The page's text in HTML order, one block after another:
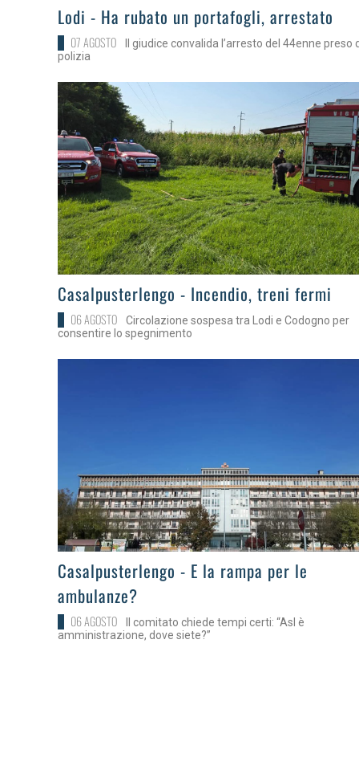
>Lodi - Ha rubato un portafogli, arrestato
07 AGOSTO
Il giudice convalida l’arresto del 44enne preso
polizia
>
Casalpusterlengo - Incendio, treni fermi
06 AGOSTO
Circolazione sospesa tra Lodi e Codogno per
consentire lo spegnimento
>
Casalpusterlengo - E la rampa per le
ambulanze?
06 AGOSTO
Il comitato chiede tempi certi: “Asl è
amministrazione, dove siete?”